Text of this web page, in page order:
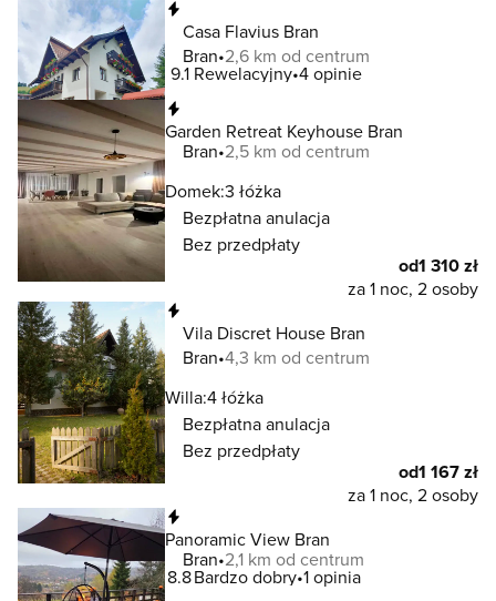
Casa Flavius Bran
Bran 2,6 km od centrum
9.1 Rewelacyjny 4 opinie
Garden Retreat Keyhouse Bran
Bran 2,5 km od centrum
Domek:3 łóżka
Bezpłatna anulacja
Bez przedpłaty
od1 310 zł
za 1 noc, 2 osoby
Vila Discret House Bran
Bran 4,3 km od centrum
Willa:4 łóżka
Bezpłatna anulacja
Bez przedpłaty
od1 167 zł
za 1 noc, 2 osoby
Panoramic View Bran
Bran 2,1 km od centrum
8.8Bardzo dobry 1 opinia